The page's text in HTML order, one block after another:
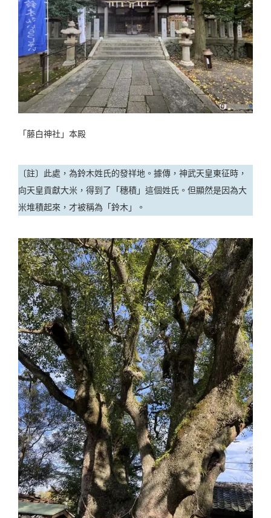
「藤白神社」本殿
〔註〕此處，為鈴木姓氏的發祥地。據傳，神武天皇東征時，
向天皇貢獻大米，得到了「穗積」這個姓氏。但顯然是因為大
米堆積起來，才被稱為「鈴木」。